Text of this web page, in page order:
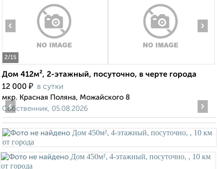
2/15
‹ ›
Дом 412м², 2-этажный, посуточно, в черте города
12 000 ₽ в сутки
мкр. Красная Поляна, Можайского 8
Собственник, 05.08.2026
‹ ›